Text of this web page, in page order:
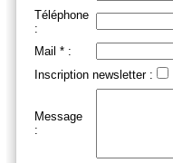
Téléphone
:
Mail * :
Inscription newsletter :
Message
: